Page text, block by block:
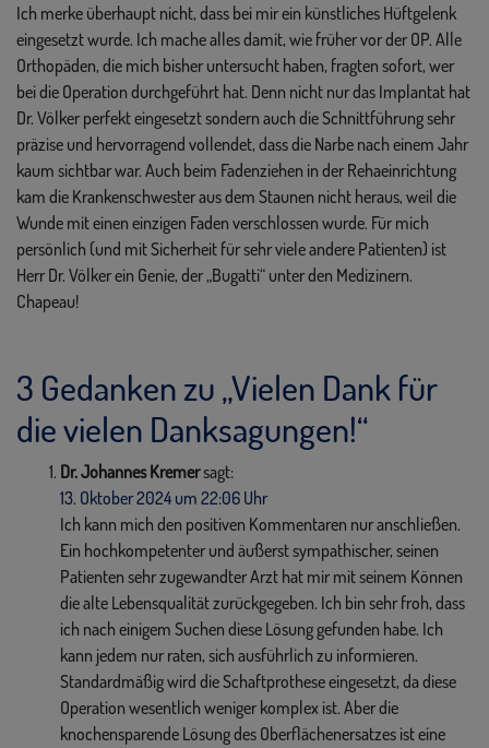
Ich merke überhaupt nicht, dass bei mir ein künstliches Hüftgelenk
eingesetzt wurde. Ich mache alles damit, wie früher vor der OP. Alle
Orthopäden, die mich bisher untersucht haben, fragten sofort, wer
bei die Operation durchgeführt hat. Denn nicht nur das Implantat hat
Dr. Völker perfekt eingesetzt sondern auch die Schnittführung sehr
präzise und hervorragend vollendet, dass die Narbe nach einem Jahr
kaum sichtbar war. Auch beim Fadenziehen in der Rehaeinrichtung
kam die Krankenschwester aus dem Staunen nicht heraus, weil die
Wunde mit einen einzigen Faden verschlossen wurde. Für mich
persönlich (und mit Sicherheit für sehr viele andere Patienten) ist
Herr Dr. Völker ein Genie, der „Bugatti“ unter den Medizinern.
Chapeau!
3 Gedanken zu „Vielen Dank für
die vielen Danksagungen!“
Dr. Johannes Kremersagt:
13. Oktober 2024 um 22:06 Uhr
Ich kann mich den positiven Kommentaren nur anschließen.
Ein hochkompetenter und äußerst sympathischer, seinen
Patienten sehr zugewandter Arzt hat mir mit seinem Können
die alte Lebensqualität zurückgegeben. Ich bin sehr froh, dass
ich nach einigem Suchen diese Lösung gefunden habe. Ich
kann jedem nur raten, sich ausführlich zu informieren.
Standardmäßig wird die Schaftprothese eingesetzt, da diese
Operation wesentlich weniger komplex ist. Aber die
knochensparende Lösung des Oberflächenersatzes ist eine